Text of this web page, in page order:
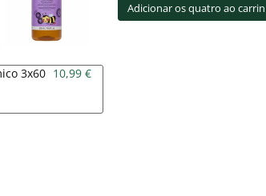
Adicionar os quatro ao
3x60 10,99 €